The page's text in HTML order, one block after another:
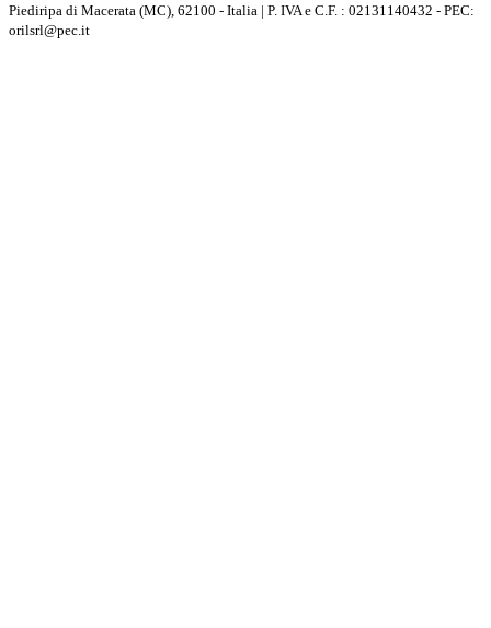
Piediripa di Macerata (MC), 62100 - Italia | P. IVA e C.F. : 02131140432 - PEC:
orilsrl@pec.it